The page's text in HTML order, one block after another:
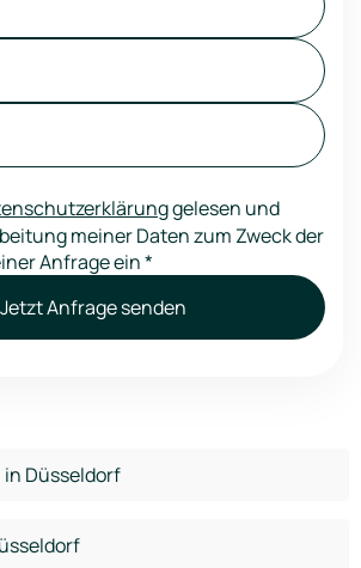
gelesen und
meiner Daten zum Zweck der
Anfrage ein*
Jetzt Anfrage senden
Düsseldorf